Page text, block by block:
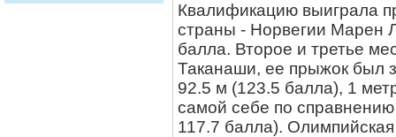
Квалификацию выиграла
страны - Норвегии Марен
балла. Второе и третье
Таканаши, ее прыжок был
92.5 м (123.5 балла), 1
самой себе по
117.7 балла).